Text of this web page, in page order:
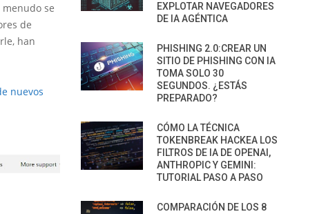
se
de
han
nuevos
EXPLOTAR NAVEGADORES
DE IA AGÉNTICA
PHISHING 2.0:CREAR UN
SITIO DE PHISHING CON IA
TOMA SOLO 30
SEGUNDOS. ¿ESTÁS
PREPARADO?
CÓMO LA TÉCNICA
TOKENBREAK HACKEA LOS
FILTROS DE IA DE OPENAI,
ANTHROPIC Y GEMINI:
TUTORIAL PASO A PASO
COMPARACIÓN DE LOS 8